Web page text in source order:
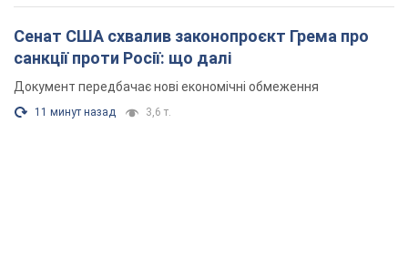
Сенат США схвалив законопроєкт Грема про
санкції проти Росії: що далі
Документ передбачає нові економічні обмеження
11 минут назад 3,6 т.